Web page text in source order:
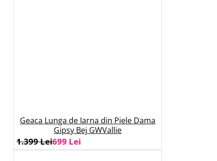
Geaca Lunga de Iarna din Piele Dama
Gipsy Bej GWVallie
699 Lei
1.399 Lei